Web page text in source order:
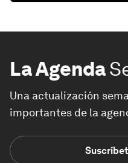
La Agenda
Una actualización
importantes de la